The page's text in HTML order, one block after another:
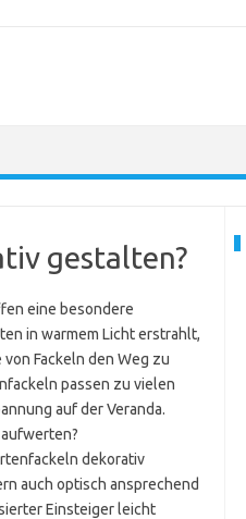
gestalten?
eine besondere
in warmem Licht erstrahlt,
Fackeln den Weg zu
passen zu vielen
auf der Veranda.
dekorativ
auch optisch ansprechend
Einsteiger leicht